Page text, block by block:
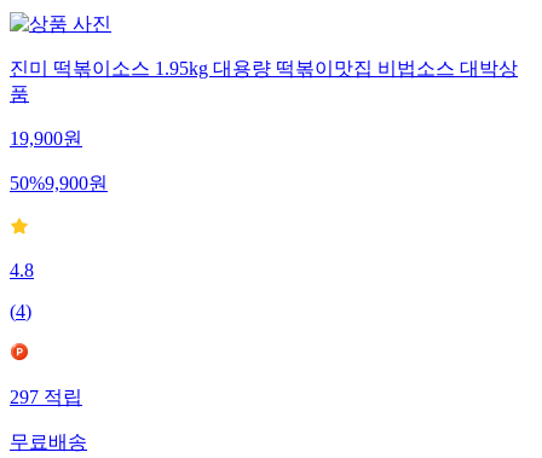
진미 떡볶이소스 1.95kg 대용량 떡볶이맛집 비법소스 대박상
품
19,900원
50%9,900원
4.8
(4)
297 적립
무료배송